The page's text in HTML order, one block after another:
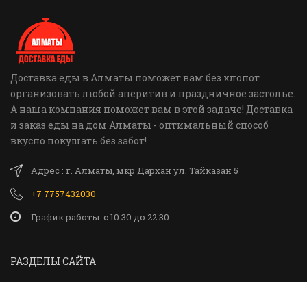
Доставка еды в Алматы поможет вам без хлопот
организовать любой аперитив и праздничное застолье.
А наша компания поможет вам в этой задаче! Доставка
и заказ еды на дом Алматы - оптимальный способ
вкусно покушать без забот!
Адрес : г. Алматы, мкр Дархан ул. Тайказан 5
+7 7757432030
График работы: c 10:30 до 22:30
РАЗДЕЛЫ САЙТА